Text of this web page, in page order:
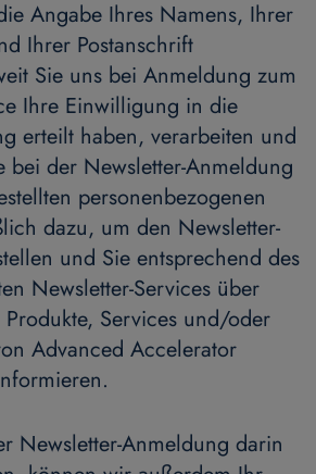
Angabe Ihres Namens, Ihrer
Ihrer Postanschrift
Sie uns bei Anmeldung zum
Ihre Einwilligung in die
erteilt haben, verarbeiten und
bei der Newsletter-Anmeldung
personenbezogenen
dazu, um den Newsletter-
und Sie entsprechend des
Newsletter-Services über
Services und/oder
Advanced Accelerator
Newsletter-Anmeldung darin